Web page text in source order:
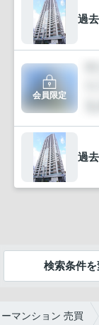
過
会員限定
過
検索条件
マンション 売買